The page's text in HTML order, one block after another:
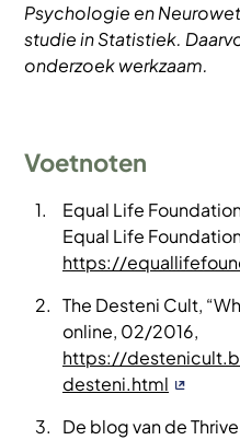
Psychologie en
studie in Statistiek.
onderzoek werkzaam.
Voetnoten
Equal Life
Equal Life
https://
The Desteni Cult,
online, 02/2016,
https://
desteni.html
De blog van de